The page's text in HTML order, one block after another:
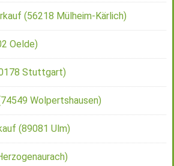
(56218 Mülheim-Kärlich)
Oelde)
Stuttgart)
Wolpertshausen)
(89081 Ulm)